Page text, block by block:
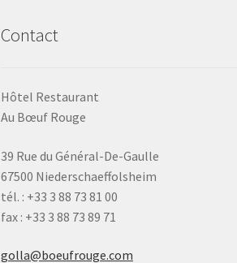
Contact
Hôtel Restaurant
Au Bœuf Rouge
39 Rue du Général-De-Gaulle
67500 Niederschaeffolsheim
tél. : +33 3 88 73 81 00
fax : +33 3 88 73 89 71
golla@boeufrouge.com